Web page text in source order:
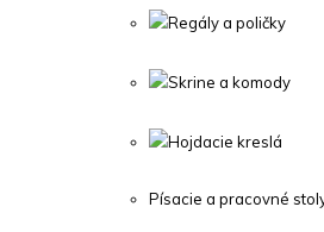
Regály a poličky
Skrine a komody
Hojdacie kreslá
Písacie a pracovné